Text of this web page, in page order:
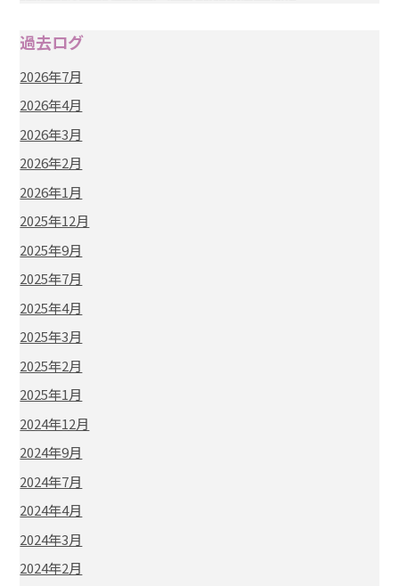
過去ログ
2026年7月
2026年4月
2026年3月
2026年2月
2026年1月
2025年12月
2025年9月
2025年7月
2025年4月
2025年3月
2025年2月
2025年1月
2024年12月
2024年9月
2024年7月
2024年4月
2024年3月
2024年2月